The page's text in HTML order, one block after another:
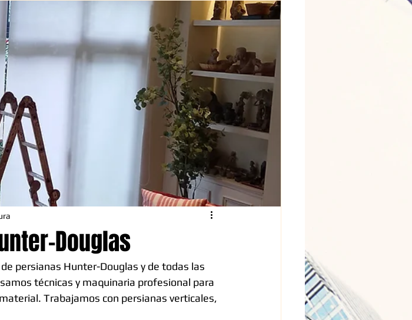
Douglas
persianas Hunter-Douglas y de todas las
técnicas y maquinaria profesional para
Trabajamos con persianas verticales,